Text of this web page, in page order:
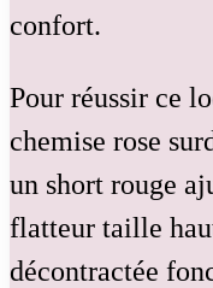
confort.
Pour réussir ce
chemise rose
un short rouge
flatteur taille
décontractée